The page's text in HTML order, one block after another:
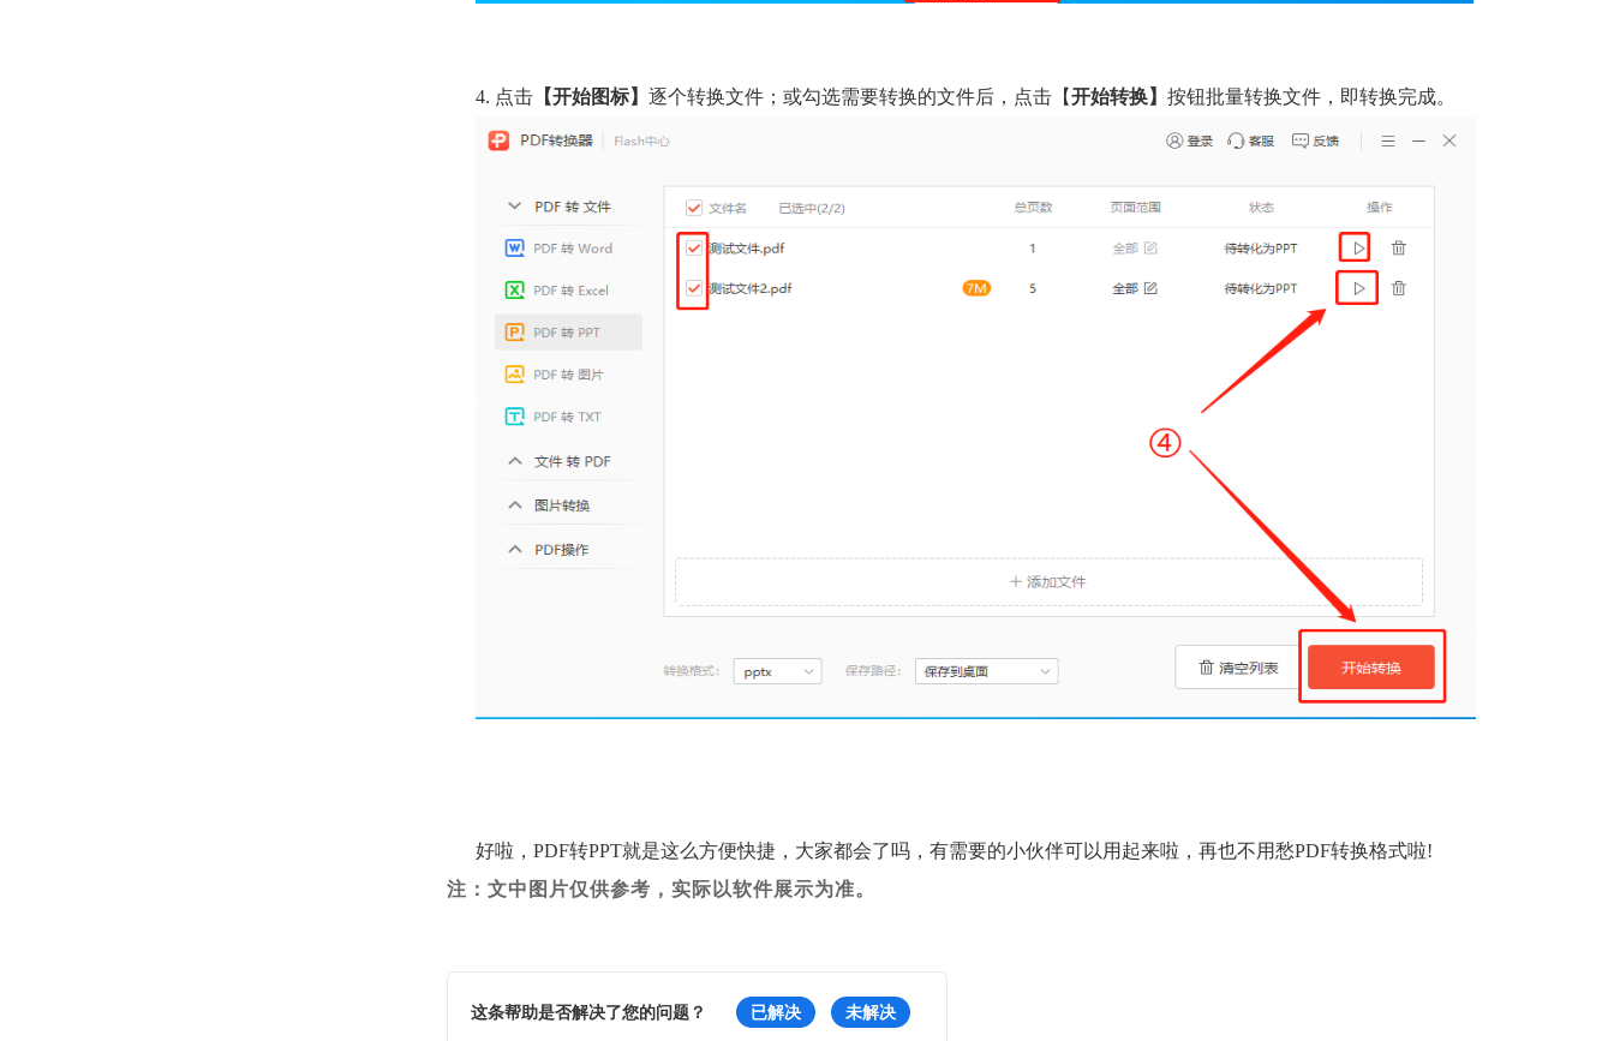
4. 点击 【开始图标】 逐个转换文件；或勾选需要转换的文件后，点击【开始转换】 按钮批量转换文件，即转换完成。
好啦，PDF转PPT就是这么方便快捷，大家都会了吗，有需要的小伙伴可以用起来啦，再也不用愁PDF转换格式啦!
注：文中图片仅供参考 ，实际以软件展示为准。
这条帮助是否解决了您的问题？ 已解决 未解决